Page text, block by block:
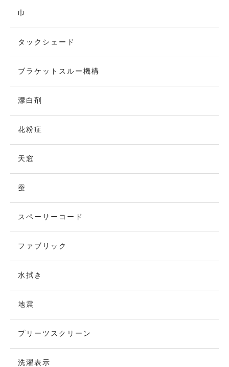
巾
タックシェード
ブラケットスルー機構
漂白剤
花粉症
天窓
蚕
スペーサーコード
ファブリック
水拭き
地震
プリーツスクリーン
洗濯表示